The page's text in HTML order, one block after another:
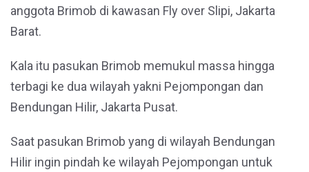
anggota Brimob di kawasan Fly over Slipi, Jakarta
Barat.
Kala itu pasukan Brimob memukul massa hingga
terbagi ke dua wilayah yakni Pejompongan dan
Bendungan Hilir, Jakarta Pusat.
Saat pasukan Brimob yang di wilayah Bendungan
Hilir ingin pindah ke wilayah Pejompongan untuk